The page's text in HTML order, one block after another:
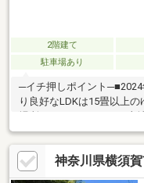
2階建て
駐車場あり
─イチ押しポイント
り良好なLDKは15畳以上の
能なカースペースは、お
ます。■南側道路に面した
間を楽しむ、光溢れる健
納のゆとりある4LDK。
神奈川県横須